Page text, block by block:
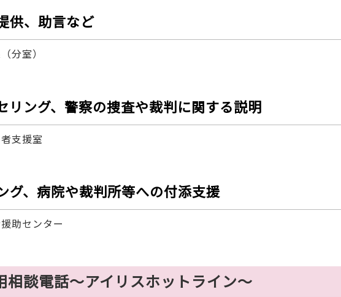
供、助言など
分室）
リング、警察の捜査や裁判に関する説明
支援室
グ、病院や裁判所等への付添支援
助センター
相談電話～アイリスホットライン～